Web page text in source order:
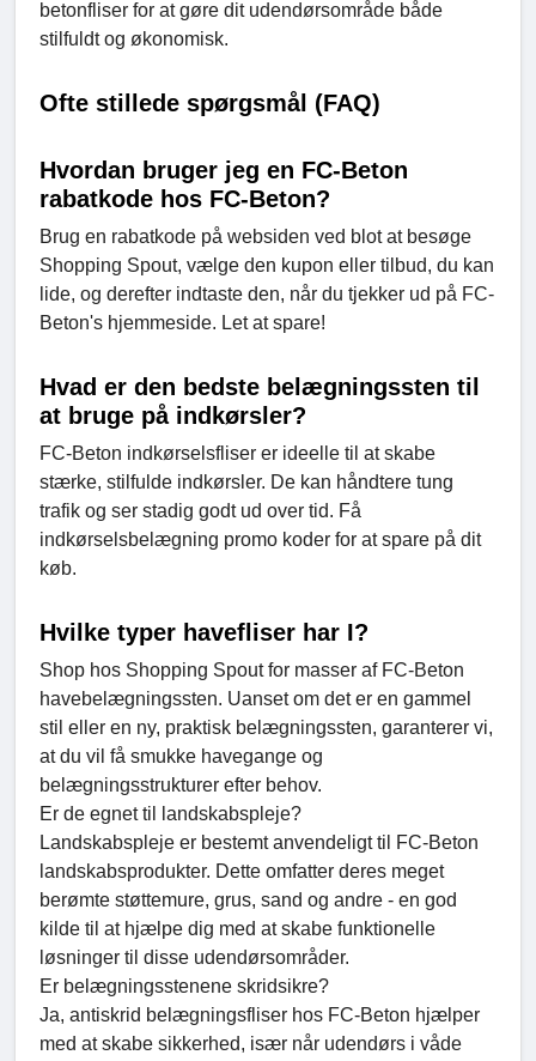
betonfliser for at gøre dit udendørsområde både
stilfuldt og økonomisk.
Ofte stillede spørgsmål (FAQ)
Hvordan bruger jeg en FC-Beton
rabatkode hos FC-Beton?
Brug en rabatkode på websiden ved blot at besøge
Shopping Spout, vælge den kupon eller tilbud, du kan
lide, og derefter indtaste den, når du tjekker ud på FC-
Beton's hjemmeside. Let at spare!
Hvad er den bedste belægningssten til
at bruge på indkørsler?
FC-Beton indkørselsfliser er ideelle til at skabe
stærke, stilfulde indkørsler. De kan håndtere tung
trafik og ser stadig godt ud over tid. Få
indkørselsbelægning promo koder for at spare på dit
køb.
Hvilke typer havefliser har I?
Shop hos Shopping Spout for masser af FC-Beton
havebelægningssten. Uanset om det er en gammel
stil eller en ny, praktisk belægningssten, garanterer vi,
at du vil få smukke havegange og
belægningsstrukturer efter behov.
Er de egnet til landskabspleje?
Landskabspleje er bestemt anvendeligt til FC-Beton
landskabsprodukter. Dette omfatter deres meget
berømte støttemure, grus, sand og andre - en god
kilde til at hjælpe dig med at skabe funktionelle
løsninger til disse udendørsområder.
Er belægningsstenene skridsikre?
Ja, antiskrid belægningsfliser hos FC-Beton hjælper
med at skabe sikkerhed, især når udendørs i våde